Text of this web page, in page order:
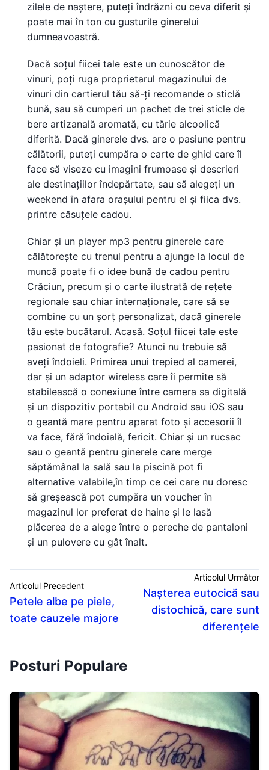
zilele de naștere, puteți îndrăzni cu ceva diferit și
poate mai în ton cu gusturile ginerelui
dumneavoastră.
Dacă soțul fiicei tale este un cunoscător de
vinuri, poți ruga proprietarul magazinului de
vinuri din cartierul tău să-ți recomande o sticlă
bună, sau să cumperi un pachet de trei sticle de
bere artizanală aromată, cu tărie alcoolică
diferită. Dacă ginerele dvs. are o pasiune pentru
călătorii, puteți cumpăra o carte de ghid care îl
face să viseze cu imagini frumoase și descrieri
ale destinațiilor îndepărtate, sau să alegeți un
weekend în afara orașului pentru el și fiica dvs.
printre căsuțele cadou.
Chiar și un player mp3 pentru ginerele care
călătorește cu trenul pentru a ajunge la locul de
muncă poate fi o idee bună de cadou pentru
Crăciun, precum și o carte ilustrată de rețete
regionale sau chiar internaționale, care să se
combine cu un șorț personalizat, dacă ginerele
tău este bucătarul. Acasă. Soțul fiicei tale este
pasionat de fotografie? Atunci nu trebuie să
aveți îndoieli. Primirea unui trepied al camerei,
dar și un adaptor wireless care îi permite să
stabilească o conexiune între camera sa digitală
și un dispozitiv portabil cu Android sau iOS sau
o geantă mare pentru aparat foto și accesorii îl
va face, fără îndoială, fericit. Chiar și un rucsac
sau o geantă pentru ginerele care merge
săptămânal la sală sau la piscină pot fi
alternative valabile,în timp ce cei care nu doresc
să greșească pot cumpăra un voucher în
magazinul lor preferat de haine și le lasă
plăcerea de a alege între o pereche de pantaloni
și un pulovere cu gât înalt.
Articolul Precedent
Petele albe pe piele,
toate cauzele majore
Articolul Următor
Nașterea eutocică sau
distochică, care sunt
diferențele
Posturi Populare